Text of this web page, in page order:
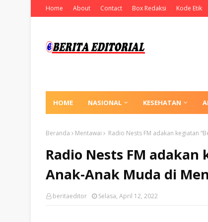
Home About Contact Box Redaksi Kode Etik
HOME NASIONAL KESEHATAN
Beranda Mentawai Radio Nests FM adakan kegiatan
Radio Nests FM
Anak-Anak Muda di
beritaeditor Selasa, April 12, 2022